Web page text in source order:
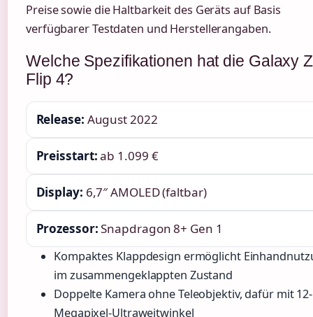
Preise sowie die Haltbarkeit des Geräts auf Basis
verfügbarer Testdaten und Herstellerangaben.
Welche Spezifikationen hat die Galaxy Z
Flip 4?
Release: August 2022
Preisstart:ab 1.099 €
Display: 6,7″ AMOLED (faltbar)
Prozessor:Snapdragon 8+ Gen 1
Kompaktes Klappdesign ermöglicht
im zusammengeklappten Zustand
Doppelte Kamera ohne Teleobjektiv, dafür mit 12-
Megapixel-Ultraweitwinkel